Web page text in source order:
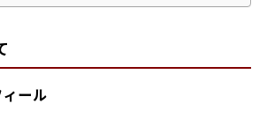
ール